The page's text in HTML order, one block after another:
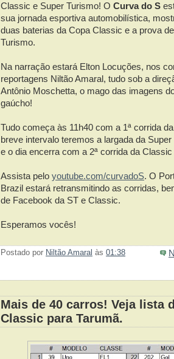
Classic e Super Turismo! O Curva do S
sua jornada esportiva automobilística,
duas baterias da Copa Classic e a prova
Turismo.
Na narração estará Elton Locuções, nos
reportagens Niltão Amaral, tudo sob a
Antônio Moschetta, o mago das imagens
gaúcho!
Tudo começa às 11h40 com a 1ª corrida
breve intervalo teremos a largada da
e o dia encerra com a 2ª corrida da
Assista pelo youtube.com/curvadoS. O
Brazil estará retransmitindo as corridas,
de Facebook da ST e Classic.
Esperamos vocês!
Postado por Niltão Amaral às 01:38
Mais de 40 carros! Veja lista
Classic para Tarumã.